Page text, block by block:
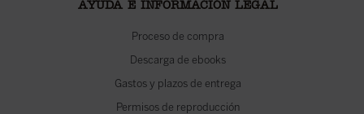
AYUDA E INFORMACIÓN LEGAL
Proceso de compra
Descarga de ebooks
Gastos y plazos de entrega
Permisos de reproducción